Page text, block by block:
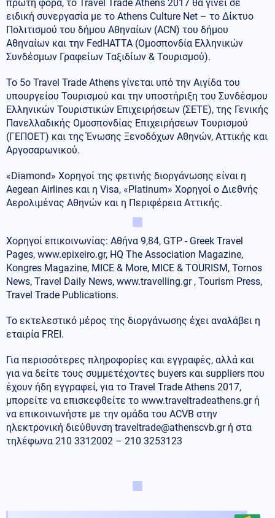
πρώτη φορά, το Travel Trade Athens 2017 θα γίνει σε
ειδική συνεργασία με το Athens Culture Net – το Δίκτυο
Πολιτισμού του δήμου Αθηναίων (ACN) του δήμου
Αθηναίων και την FedHATTA (Ομοσπονδία Ελληνικών
Συνδέσμων Γραφείων Ταξιδίων & Τουρισμού).
Το 5ο Travel Trade Athens γίνεται υπό την Αιγίδα του
υπουργείου Τουρισμού και την υποστήριξη του Συνδέσμου
Ελληνικών Τουριστικών Επιχειρήσεων (ΣΕΤΕ), της Γενικής
Πανελλαδικής Ομοσπονδίας Επιχειρήσεων Τουρισμού
(ΓΕΠΟΕΤ) και της Ένωσης Ξενοδόχων Αθηνών, Αττικής και
Αργοσαρωνικού.
«Diamond» Χορηγοί της φετινής διοργάνωσης είναι η
Aegean Airlines και η Visa, «Platinum» Χορηγοί o Διεθνής
Αερολιμένας Αθηνών και η Περιφέρεια Αττικής.
Χορηγοί επικοινωνίας: Αθήνα 9,84, GTP - Greek Travel
Pages, www.epixeiro.gr, HQ The Association Magazine,
Kongres Magazine, MICE & More, MICE & TOURISM, Tornos
News, Τravel Daily News, www.travelling.gr , Tourism Press,
Travel Trade Publications.
Το εκτελεστικό μέρος της διοργάνωσης έχει αναλάβει η
εταιρία FREI.
Για περισσότερες πληροφορίες και εγγραφές, αλλά και
για να δείτε τους συμμετέχοντες buyers και suppliers που
έχουν ήδη εγγραφεί, για το Travel Trade Athens 2017,
μπορείτε να επισκεφθείτε το www.traveltradeathens.gr ή
να επικοινωνήστε με την ομάδα του ACVB στην
ηλεκτρονική διεύθυνση traveltrade@athenscvb.grή στα
τηλέφωνα 210 3312002 – 210 3253123